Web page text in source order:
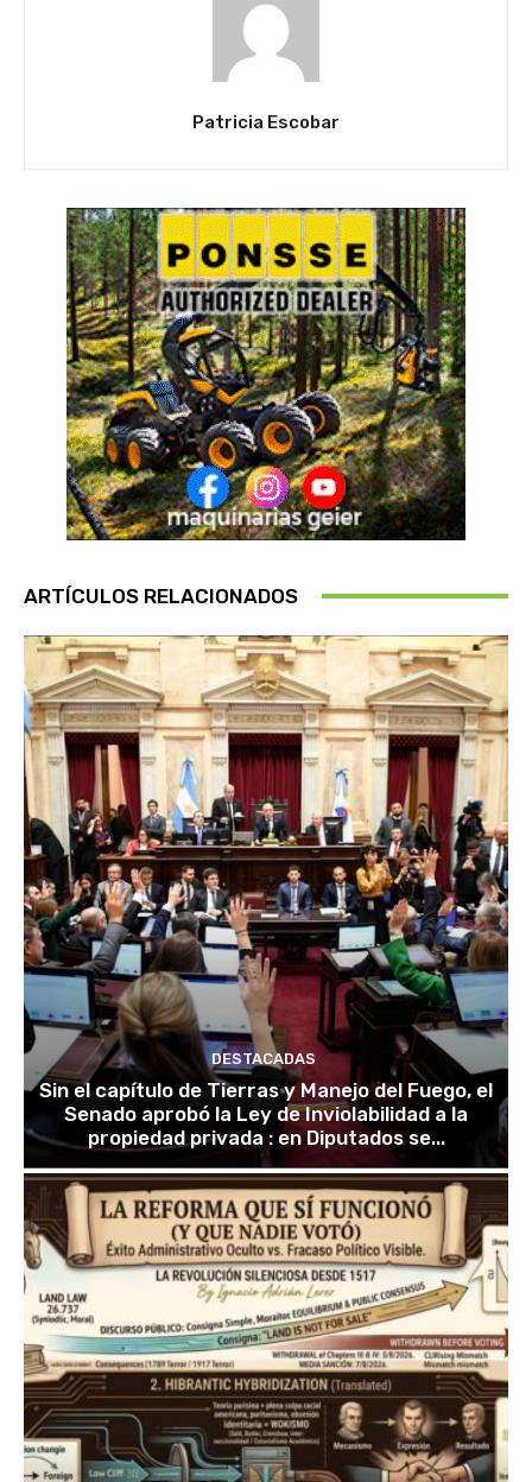
Patricia Escobar
ARTÍCULOS RELACIONADOS
DESTACADAS
Sin el capítulo de Tierras y Manejo del Fuego, el
Senado aprobó la Ley de Inviolabilidad a la
propiedad privada : en Diputados se...